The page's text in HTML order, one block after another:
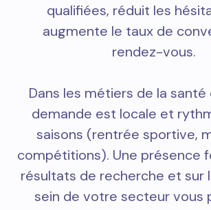
qualifiées, réduit les
augmente le taux de
rendez-vous.
Dans les métiers de la santé
demande est locale et
saisons (rentrée sportive,
compétitions). Une présence
résultats de recherche et sur
sein de votre secteur vous